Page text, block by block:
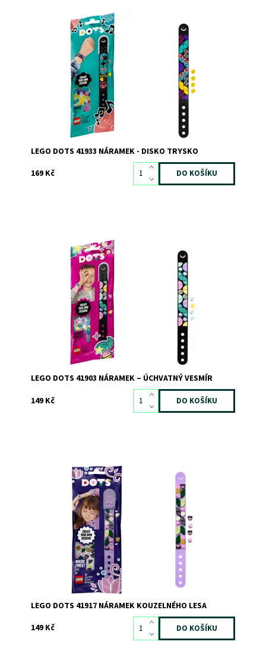
Neomezená zábava a parádní módní doplněk!
Dostupnost:
Skladem
8227
LEGO
LEGO DOTS 41933 NÁRAMEK - DISKO TRYSKO
169 Kč
Nechte svého malého designéra navrhnout a ozdobit
svůj vlastní hvězdný módní doplněk!
Dostupnost:
Skladem
6650
LEGO
LEGO DOTS 41903 NÁRAMEK – ÚCHVATNÝ VESMÍR
149 Kč
Darujte svému malému návrháři skvělý náramek, který si
bude moci vyzdobit
Dostupnost:
Skladem>3
6971
LEGO
LEGO DOTS 41917 NÁRAMEK KOUZELNÉHO LESA
149 Kč